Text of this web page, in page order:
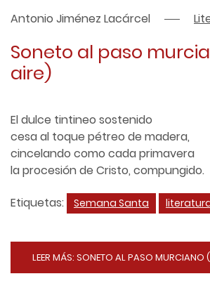
Antonio Jiménez Lacárcel
Soneto al paso
aire)
El dulce tintineo sostenido
cesa al toque pétreo de madera,
cincelando como cada primavera
la procesión de Cristo, compungido.
Etiquetas:
Semana Santa
LEER MÁS: SONETO AL PASO MURCIANO